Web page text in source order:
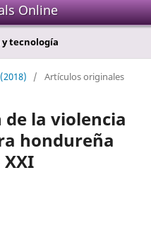
Online
tecnología
/ Artículos originales
la violencia
hondureña